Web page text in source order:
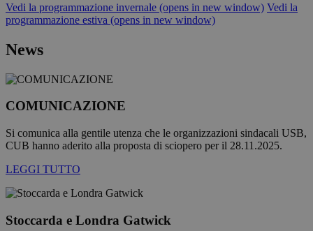
Vedi la programmazione invernale (opens in new window) Vedi la
programmazione estiva (opens in new window)
News
COMUNICAZIONE
Si comunica alla gentile utenza che le organizzazioni sindacali USB,
CUB hanno aderito alla proposta di sciopero per il 28.11.2025.
LEGGI TUTTO
Stoccarda e Londra Gatwick
modo
pagine.
[abcdef0123456789]
bolzanoairport.it Sessione
Joomla
CookieScriptConsent